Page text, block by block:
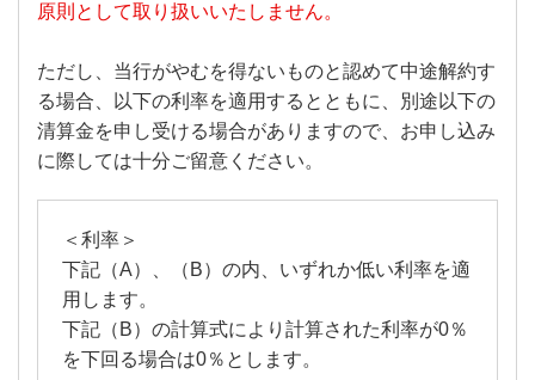
原則として取り扱いいたしません。
ただし、当行がやむを得ないものと認めて中途解約す
る場合、以下の利率を適用するとともに、別途以下の
清算金を申し受ける場合がありますので、お申し込み
に際しては十分ご留意ください。
＜利率＞
下記（A）、（B）の内、いずれか低い利率を適
用します。
下記（B）の計算式により計算された利率が0％
を下回る場合は0％とします。